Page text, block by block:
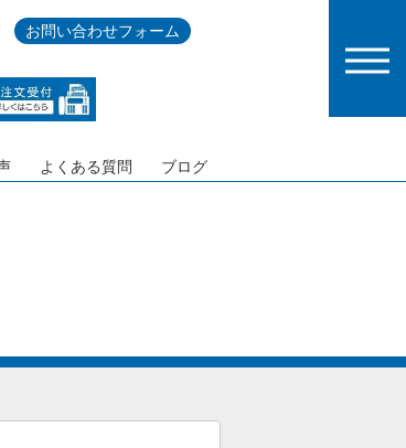
お問い合わせフォーム
よくある質問 ブログ